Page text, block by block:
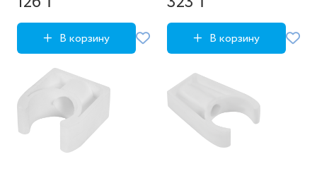
В корзину В корзину